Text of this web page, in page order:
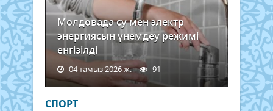
Молдовада су мен электр
энергиясын үнемдеу режимі
енгізілді
04 тамыз 2026 ж. 91
СПОРТ